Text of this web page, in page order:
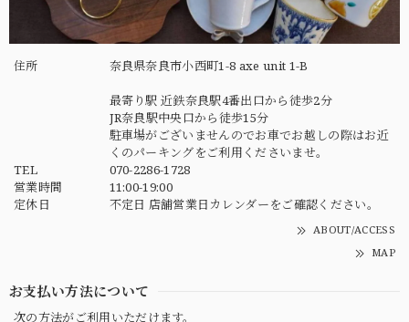
住所 奈良県奈良市小西町1-8 axe unit 1-B
最寄り駅 近鉄奈良駅4番出口から徒歩2分
JR奈良駅中央口から徒歩15分
駐車場がございませんのでお車でお越しの際はお近
くのパーキングをご利用くださいませ。
TEL
070-2286-1728
営業時間
11:00-19:00
定休日
不定日 店舗営業日カレンダーをご確認ください。
ABOUT/ACCESS
MAP
お支払い方法について
次の方法がご利用いただけます。